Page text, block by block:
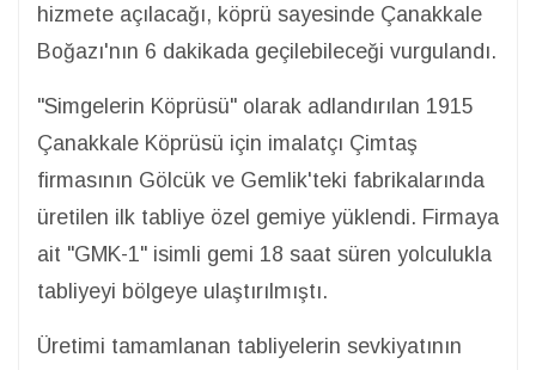
hizmete açılacağı, köprü sayesinde Çanakkale
Boğazı'nın 6 dakikada geçilebileceği vurgulandı.
"Simgelerin Köprüsü" olarak adlandırılan 1915
Çanakkale Köprüsü için imalatçı Çimtaş
firmasının Gölcük ve Gemlik'teki fabrikalarında
üretilen ilk tabliye özel gemiye yüklendi. Firmaya
ait "GMK-1" isimli gemi 18 saat süren yolculukla
tabliyeyi bölgeye ulaştırılmıştı.
Üretimi tamamlanan tabliyelerin sevkiyatının